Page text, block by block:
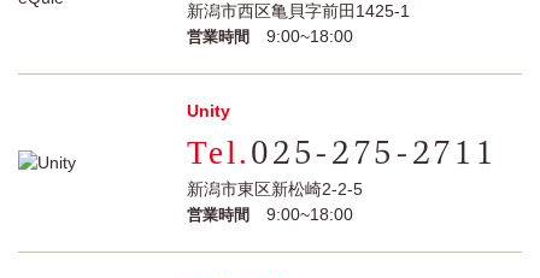
新潟市西区亀貝字前田1425-1
営業時間 9:00~18:00
Unity
025-275-2711
新潟市東区新松崎2-2-5
営業時間 9:00~18:00